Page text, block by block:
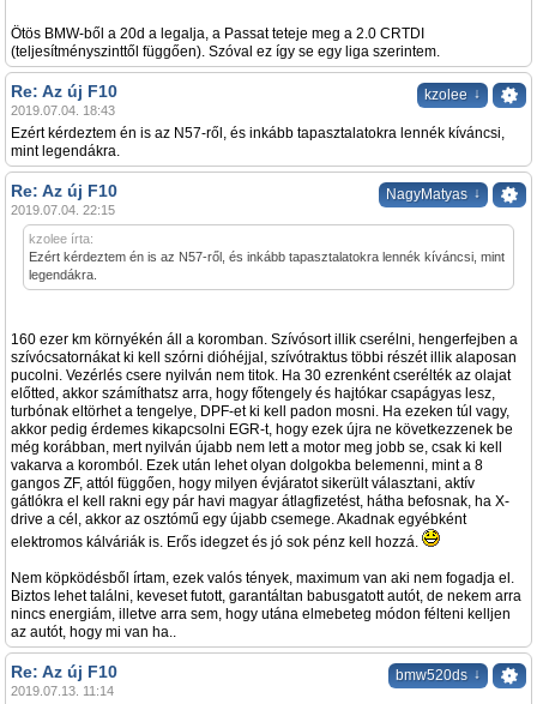
Ötös BMW-ből a 20d a legalja, a Passat teteje meg a 2.0 CRTDI
(teljesítményszinttől függően). Szóval ez így se egy liga szerintem.
kzolee ↓
Re: Az új F10
2019.07.04. 18:43
Ezért kérdeztem én is az N57-ről, és inkább tapasztalatokra lennék kíváncsi,
mint legendákra.
NagyMatyas ↓
Re: Az új F10
2019.07.04. 22:15
kzolee írta:
Ezért kérdeztem én is az N57-ről, és inkább tapasztalatokra lennék kíváncsi, mint
legendákra.
160 ezer km környékén áll a koromban. Szívósort illik cserélni, hengerfejben a
szívócsatornákat ki kell szórni dióhéjjal, szívótraktus többi részét illik alaposan
pucolni. Vezérlés csere nyilván nem titok. Ha 30 ezrenként cserélték az olajat
előtted, akkor számíthatsz arra, hogy főtengely és hajtókar csapágyas lesz,
turbónak eltörhet a tengelye, DPF-et ki kell padon mosni. Ha ezeken túl vagy,
akkor pedig érdemes kikapcsolni EGR-t, hogy ezek újra ne következzenek be
még korábban, mert nyilván újabb nem lett a motor meg jobb se, csak ki kell
vakarva a koromból. Ezek után lehet olyan dolgokba belemenni, mint a 8
gangos ZF, attól függően, hogy milyen évjáratot sikerült választani, aktív
gátlókra el kell rakni egy pár havi magyar átlagfizetést, hátha befosnak, ha X-
drive a cél, akkor az osztómű egy újabb csemege. Akadnak egyébként
elektromos kálváriák is. Erős idegzet és jó sok pénz kell hozzá.
Nem köpködésből írtam, ezek valós tények, maximum van aki nem fogadja el.
Biztos lehet találni, keveset futott, garantáltan babusgatott autót, de nekem arra
nincs energiám, illetve arra sem, hogy utána elmebeteg módon félteni kelljen
az autót, hogy mi van ha..
bmw520ds ↓
Re: Az új F10
2019.07.13. 11:14